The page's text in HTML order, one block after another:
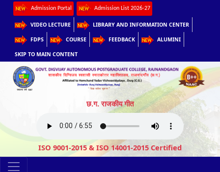
Admission Portal Admission List 2026-27
VIDEO LECTURE LIBRARY AND INFORMATION CENTER
FDPS COURSE FEEDBACK ALUMINI
SKIP TO MAIN CONTENT
छ.ग. राजकीय गीत
ISO 9001-2015 & ISO 14001-2015 Certified